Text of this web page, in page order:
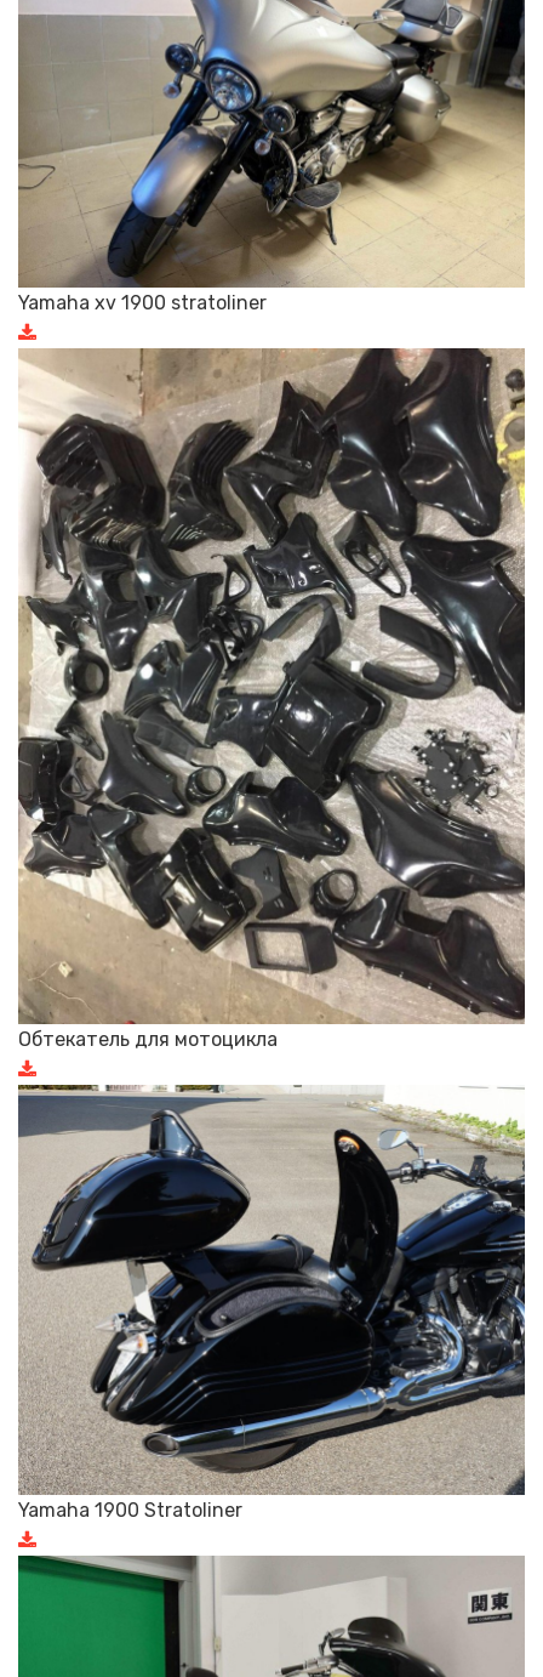
Yamaha xv 1900 stratoliner
Обтекатель для мотоцикла
Yamaha 1900 Stratoliner